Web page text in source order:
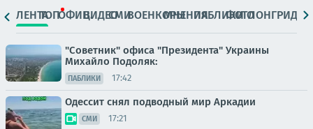
ЛЕНТАТОПОФИЦ.ВИДЕОСМИВОЕНКОРЫМНЕНИЯПАБЛИКИ
ФОТОЛОНГРИДЫ
"Советник" офиса "Президента" Украины
Михайло Подоляк:
ПАБЛИКИ 17:42
Одессит снял подводный мир Аркадии
СМИ 17:21